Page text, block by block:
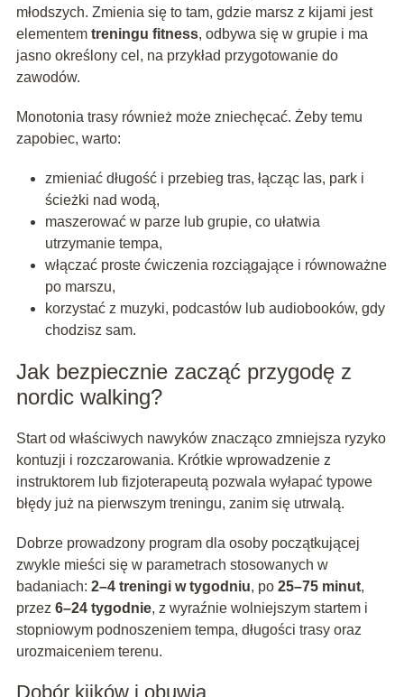
młodszych. Zmienia się to tam, gdzie marsz z kijami jest
elementem treningu fitness, odbywa się w grupie i ma
jasno określony cel, na przykład przygotowanie do
zawodów.
Monotonia trasy również może zniechęcać. Żeby temu
zapobiec, warto:
zmieniać długość i przebieg tras, łącząc las, park i
ścieżki nad wodą,
maszerować w parze lub grupie, co ułatwia
utrzymanie tempa,
włączać proste ćwiczenia rozciągające i równoważne
po marszu,
korzystać z muzyki, podcastów lub audiobooków, gdy
chodzisz sam.
Jak bezpiecznie zacząć przygodę z
nordic walking?
Start od właściwych nawyków znacząco zmniejsza ryzyko
kontuzji i rozczarowania. Krótkie wprowadzenie z
instruktorem lub fizjoterapeutą pozwala wyłapać typowe
błędy już na pierwszym treningu, zanim się utrwalą.
Dobrze prowadzony program dla osoby początkującej
zwykle mieści się w parametrach stosowanych w
badaniach: 2–4 treningi w tygodniu, po 25–75 minut,
przez 6–24 tygodnie, z wyraźnie wolniejszym startem i
stopniowym podnoszeniem tempa, długości trasy oraz
urozmaiceniem terenu.
Dobór kijków i obuwia